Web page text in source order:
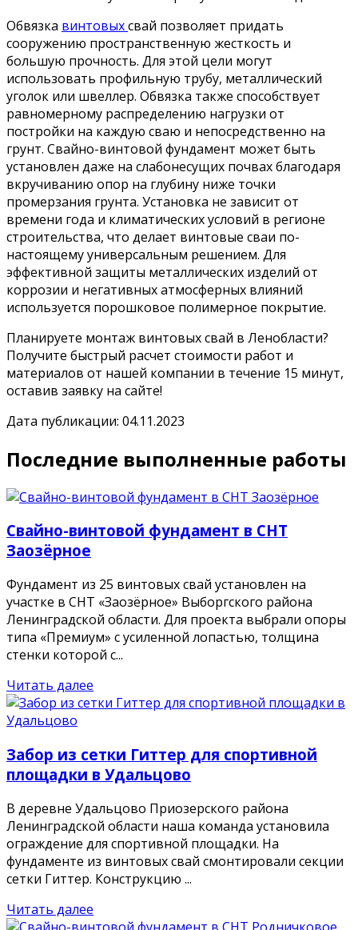
Обвязка винтовыхсвай позволяет придать
сооружению пространственную жесткость и
большую прочность. Для этой цели могут
использовать профильную трубу, металлический
уголок или швеллер. Обвязка также способствует
равномерному распределению нагрузки от
постройки на каждую сваю и непосредственно на
грунт. Свайно-винтовой фундамент может быть
установлен даже на слабонесущих почвах благодаря
вкручиванию опор на глубину ниже точки
промерзания грунта. Установка не зависит от
времени года и климатических условий в регионе
строительства, что делает винтовые сваи по-
настоящему универсальным решением. Для
эффективной защиты металлических изделий от
коррозии и негативных атмосферных влияний
используется порошковое полимерное покрытие.
Планируете монтаж винтовых свай в Ленобласти?
Получите быстрый расчет стоимости работ и
материалов от нашей компании в течение 15 минут,
оставив заявку на сайте!
Дата публикации: 04.11.2023
Последние выполненные работы
Свайно-винтовой фундамент в СНТ
Заозёрное
Фундамент из 25 винтовых свай установлен на
участке в СНТ «Заозёрное» Выборгского района
Ленинградской области. Для проекта выбрали опоры
типа «Премиум» с усиленной лопастью, толщина
стенки которой с...
Читать далее
Забор из сетки Гиттер для спортивной
площадки в Удальцово
В деревне Удальцово Приозерского района
Ленинградской области наша команда установила
ограждение для спортивной площадки. На
фундаменте из винтовых свай смонтировали секции
сетки Гиттер. Конструкцию ...
Читать далее